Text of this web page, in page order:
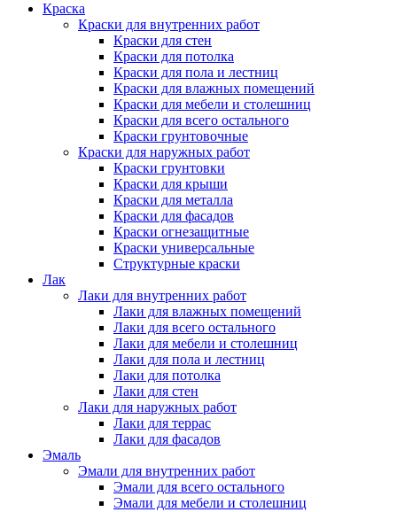
Краска
Краски для внутренних работ
Краски для стен
Краски для потолка
Краски для пола и лестниц
Краски для влажных помещений
Краски для мебели и столешниц
Краски для всего остального
Краски грунтовочные
Краски для наружных работ
Краски грунтовки
Краски для крыши
Краски для металла
Краски для фасадов
Краски огнезащитные
Краски универсальные
Структурные краски
Лак
Лаки для внутренних работ
Лаки для влажных помещений
Лаки для всего остального
Лаки для мебели и столешниц
Лаки для пола и лестниц
Лаки для потолка
Лаки для стен
Лаки для наружных работ
Лаки для террас
Лаки для фасадов
Эмаль
Эмали для внутренних работ
Эмали для всего остального
Эмали для мебели и столешниц